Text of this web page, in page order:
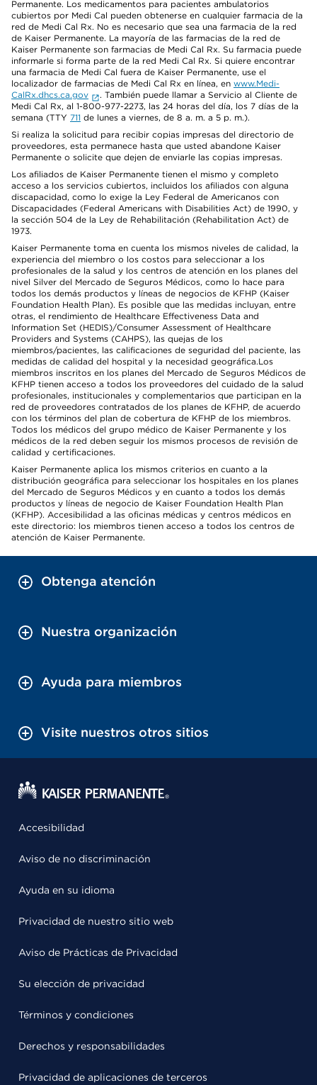
Permanente. Los medicamentos para pacientes ambulatorios
cubiertos por Medi Cal pueden obtenerse en cualquier farmacia de la
red de Medi Cal Rx. No es necesario que sea una farmacia de la red
de Kaiser Permanente. La mayoría de las farmacias de la red de
Kaiser Permanente son farmacias de Medi Cal Rx. Su farmacia puede
informarle si forma parte de la red Medi Cal Rx. Si quiere encontrar
una farmacia de Medi Cal fuera de Kaiser Permanente, use el
localizador de farmacias de Medi Cal Rx en línea, en www.Medi-
CalRx.dhcs.ca.gov
. También puede llamar a Servicio al Cliente de
Medi Cal Rx, al 1-800-977-2273, las 24 horas del día, los 7 días de la
semana (TTY 711 de lunes a viernes, de 8 a. m. a 5 p. m.).
Si realiza la solicitud para recibir copias impresas del directorio de
proveedores, esta permanece hasta que usted abandone Kaiser
Permanente o solicite que dejen de enviarle las copias impresas.
Los afiliados de Kaiser Permanente tienen el mismo y completo
acceso a los servicios cubiertos, incluidos los afiliados con alguna
discapacidad, como lo exige la Ley Federal de Americanos con
Discapacidades (Federal Americans with Disabilities Act) de 1990, y
la sección 504 de la Ley de Rehabilitación (Rehabilitation Act) de
1973.
Kaiser Permanente toma en cuenta los mismos niveles de calidad, la
experiencia del miembro o los costos para seleccionar a los
profesionales de la salud y los centros de atención en los planes del
nivel Silver del Mercado de Seguros Médicos, como lo hace para
todos los demás productos y líneas de negocios de KFHP (Kaiser
Foundation Health Plan). Es posible que las medidas incluyan, entre
otras, el rendimiento de Healthcare Effectiveness Data and
Information Set (HEDIS)/Consumer Assessment of Healthcare
Providers and Systems (CAHPS), las quejas de los
miembros/pacientes, las calificaciones de seguridad del paciente, las
medidas de calidad del hospital y la necesidad geográfica.Los
miembros inscritos en los planes del Mercado de Seguros Médicos de
KFHP tienen acceso a todos los proveedores del cuidado de la salud
profesionales, institucionales y complementarios que participan en la
red de proveedores contratados de los planes de KFHP, de acuerdo
con los términos del plan de cobertura de KFHP de los miembros.
Todos los médicos del grupo médico de Kaiser Permanente y los
médicos de la red deben seguir los mismos procesos de revisión de
calidad y certificaciones.
Kaiser Permanente aplica los mismos criterios en cuanto a la
distribución geográfica para seleccionar los hospitales en los planes
del Mercado de Seguros Médicos y en cuanto a todos los demás
productos y líneas de negocio de Kaiser Foundation Health Plan
(KFHP). Accesibilidad a las oficinas médicas y centros médicos en
este directorio: los miembros tienen acceso a todos los centros de
atención de Kaiser Permanente.
Obtenga atención
Nuestra organización
Ayuda para miembros
Visite nuestros otros sitios
Accesibilidad
Aviso de no discriminación
Ayuda en su idioma
Privacidad de nuestro sitio web
Aviso de Prácticas de Privacidad
Su elección de privacidad
Términos y condiciones
Derechos y responsabilidades
Privacidad de aplicaciones de terceros